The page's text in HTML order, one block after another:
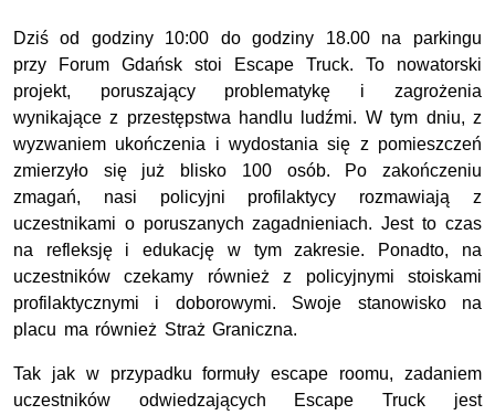
Dziś od godziny 10:00 do godziny 18.00 na parkingu
przy Forum Gdańsk stoi Escape Truck. To nowatorski
projekt, poruszający problematykę i zagrożenia
wynikające z przestępstwa handlu ludźmi. W tym dniu, z
wyzwaniem ukończenia i wydostania się z pomieszczeń
zmierzyło się już blisko 100 osób. Po zakończeniu
zmagań, nasi policyjni profilaktycy rozmawiają z
uczestnikami o poruszanych zagadnieniach. Jest to czas
na refleksję i edukację w tym zakresie. Ponadto, na
uczestników czekamy również z policyjnymi stoiskami
profilaktycznymi i doborowymi. Swoje stanowisko na
placu ma również Straż Graniczna.
Tak jak w przypadku formuły escape roomu, zadaniem
uczestników odwiedzających Escape Truck jest